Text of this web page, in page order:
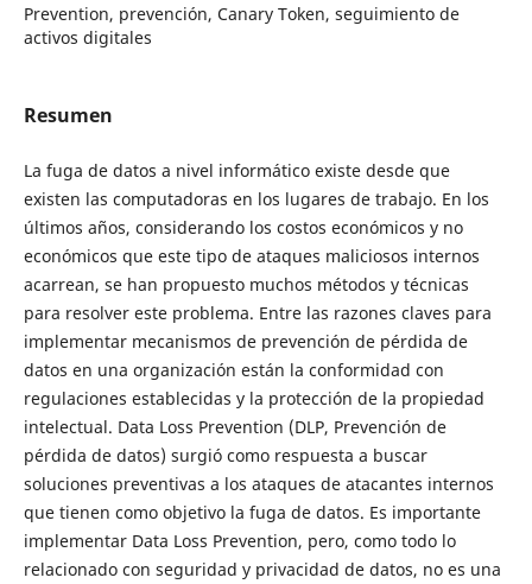
Prevention, prevención, Canary Token, seguimiento de
activos digitales
Resumen
La fuga de datos a nivel informático existe desde que
existen las computadoras en los lugares de trabajo. En los
últimos años, considerando los costos económicos y no
económicos que este tipo de ataques maliciosos internos
acarrean, se han propuesto muchos métodos y técnicas
para resolver este problema. Entre las razones claves para
implementar mecanismos de prevención de pérdida de
datos en una organización están la conformidad con
regulaciones establecidas y la protección de la propiedad
intelectual. Data Loss Prevention (DLP, Prevención de
pérdida de datos) surgió como respuesta a buscar
soluciones preventivas a los ataques de atacantes internos
que tienen como objetivo la fuga de datos. Es importante
implementar Data Loss Prevention, pero, como todo lo
relacionado con seguridad y privacidad de datos, no es una